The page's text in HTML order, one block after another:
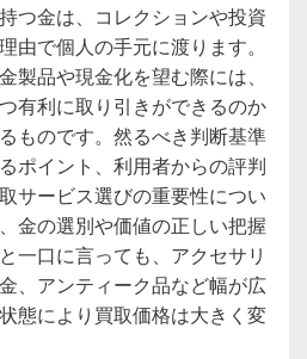
つ金は、コレクションや投資
由で個人の手元に渡ります。
製品や現金化を望む際には、
有利に取り引きができるのか
ものです。然るべき判断基準
ポイント、利用者からの評判
サービス選びの重要性につい
金の選別や価値の正しい把握
一口に言っても、アクセサリ
、アンティーク品など幅が広
態により買取価格は大きく変